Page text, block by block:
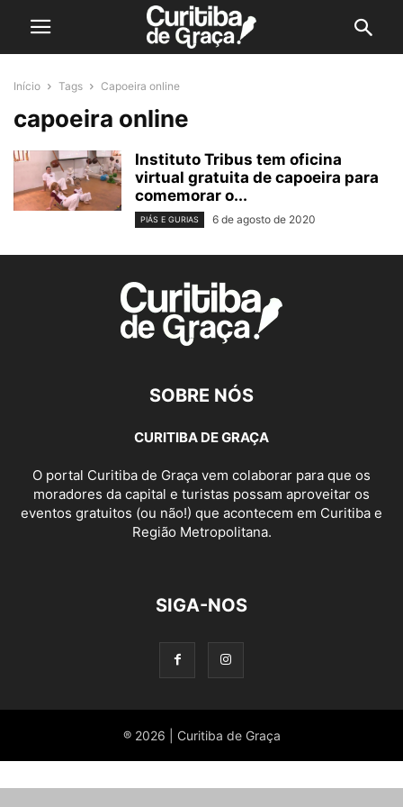
Início Tags Capoeira online
capoeira online
Instituto Tribus tem oficina
virtual gratuita de capoeira para
comemorar o...
PIÁS E GURIAS 6 de agosto de 2020
SOBRE NÓS
CURITIBA DE GRAÇA
O portal Curitiba de Graça vem colaborar para que os
moradores da capital e turistas possam aproveitar os
eventos gratuitos (ou não!) que acontecem em Curitiba e
Região Metropolitana.
SIGA-NOS
® 2026 | Curitiba de Graça